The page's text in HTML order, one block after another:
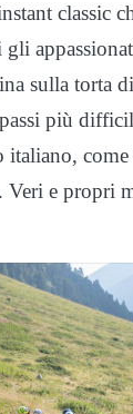
classic
sulla torta
più
italiano,
Veri e propri